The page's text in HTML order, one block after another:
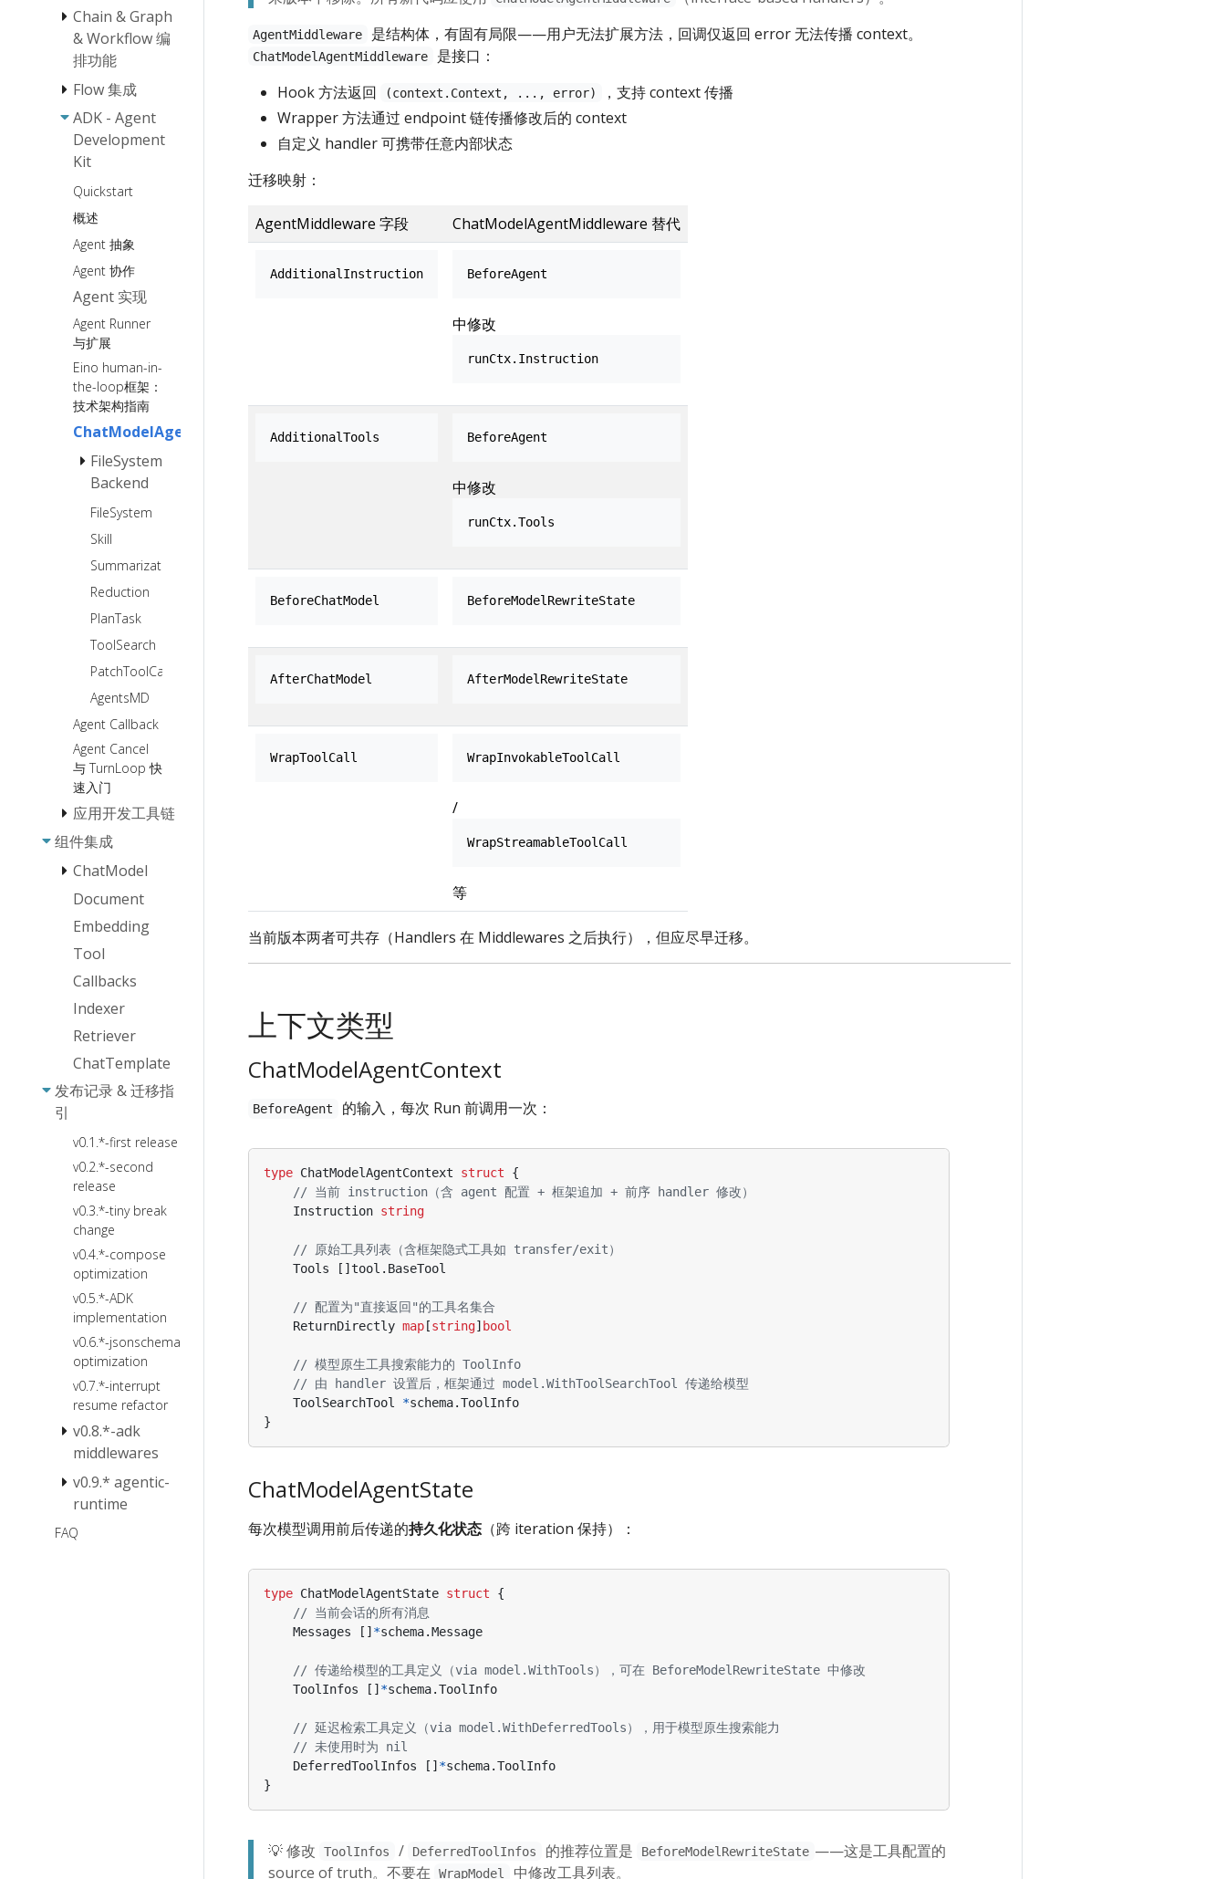
Document
Loader 使用
说明
Document
使用说明
Embedding 使
Document
Transformer 使
用说明
Lambda 使用
说明
Indexer 使用说
Retriever 使用
说明
ChatTemplate
使用说明
ChatModel 使
用说明
ToolsNode&Tool
使用说明
如何创建一
个 tool ?
AgenticModel
使用说明[Beta]
AgenticChatTemplate
使用说明[Beta]
Chain & Graph
& Workflow 编
排功能
Chain/Graph
编排的设计理念
Workflow 编排
Eino 流式编程
要点
Callback 用户
手册
CallOption 能
力与规范
Interrupt &
CheckPoint使
用手册
Flow 集成
ReAct Agent 使
用手册
Host Multi-
ADK - Agent
Development
Kit
Quickstart
概述
Agent 抽象
Agent 协作
Agent 实现
ChatModelAgent
ChatModel
Failover
功能文档
Plan-
Execute
Agent
DeepAgents
Agent Runner
与扩展
Eino human-in-
the-loop框架：
技术架构指南
ChatModelAgentMiddleware
FileSystem
Backend
Ark
Sandbox
本地文件
系统
FileSystem
Skill
Summarization
Reduction
PlanTask
ToolSearch
PatchToolCalls
AgentsMD
Agent Callback
Agent Cancel
与 TurnLoop 快
速入门
应用开发工具链
Eino Dev 插件
化编排插件功能
指南
Eino Dev 可视
指南
组件集成
ChatModel
OpenAI
ARK
Document
Embedding
Tool
Callbacks
Indexer
Retriever
ChatTemplate
发布记录 & 迁移指
引
v0.1.*-first release
v0.2.*-second
release
v0.3.*-tiny break
change
v0.4.*-compose
optimization
v0.5.*-ADK
implementation
v0.6.*-jsonschema
optimization
v0.7.*-interrupt
resume refactor
v0.8.*-adk
middlewares
Eino v0.8 不兼
容更新
v0.9.* agentic-
runtime
FAQ
AgentMiddleware 是结构体，有固有局限——用户无法扩展方法，回调仅返回 error 无法传播 context。
ChatModelAgentMiddleware
是接口：
Hook 方法返回
(context.Context, ..., error)
，支持 context 传播
Wrapper 方法通过 endpoint 链传播修改后的 context
自定义 handler 可携带任意内部状态
迁移映射：
AgentMiddleware 字段 ChatModelAgentMiddleware 替代
AdditionalInstruction BeforeAgent
中修改
runCtx.Instruction
AdditionalTools BeforeAgent
中修改
runCtx.Tools
BeforeChatModel BeforeModelRewriteState
AfterChatModel AfterModelRewriteState
WrapToolCall WrapInvokableToolCall
/
WrapStreamableToolCall
等
当前版本两者可共存（Handlers 在 Middlewares 之后执行），但应尽早迁移。
上下文类型
ChatModelAgentContext
BeforeAgent 的输入，每次 Run 前调用一次：
type ChatModelAgentContext struct
{
// 当前 instruction（含 agent 配置 + 框架追加 + 前序 handler 修改）
Instruction string
// 原始工具列表（含框架隐式工具如 transfer/exit）
Tools
[] tool . BaseTool
// 配置为"直接返回"的工具名集合
ReturnDirectly map [string] bool
// 模型原生工具搜索能力的 ToolInfo
// 由 handler 设置后，框架通过 model.WithToolSearchTool 传递给模型
ToolSearchTool
*schema.ToolInfo
}
ChatModelAgentState
每次模型调用前后传递的持久化状态 （跨 iteration 保持）：
type ChatModelAgentState struct
{
// 当前会话的所有消息
Messages
[] *schema.Message
// 传递给模型的工具定义（via model.WithTools），可在 BeforeModelRewriteState 中修改
ToolInfos
[] *schema.ToolInfo
// 延迟检索工具定义（via model.WithDeferredTools），用于模型原生搜索能力
// 未使用时为 nil
DeferredToolInfos
[] *schema.ToolInfo
}
💡 修改 ToolInfos / DeferredToolInfos 的推荐位置是 BeforeModelRewriteState ——这是工具配置的
source of truth。不要在
WrapModel 中修改工具列表。